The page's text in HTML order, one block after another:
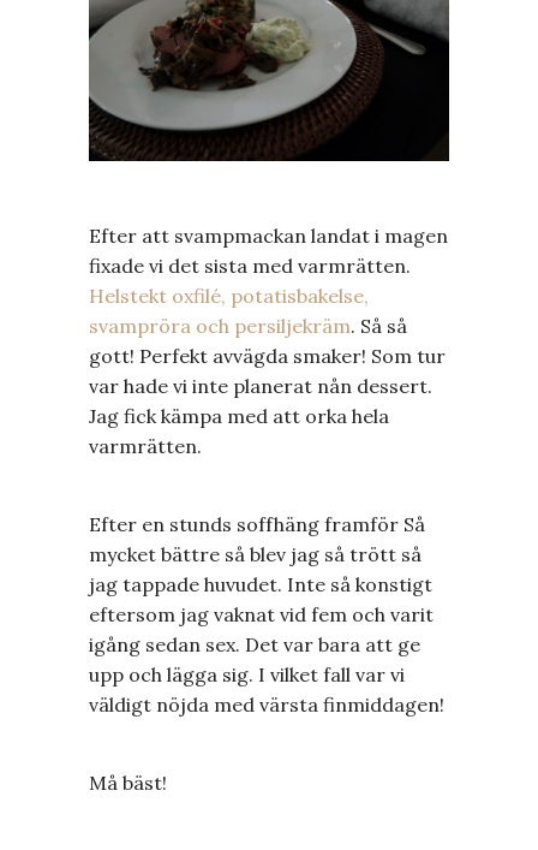
Efter att svampmackan landat i magen
fixade vi det sista med varmrätten.
Helstekt oxfilé, potatisbakelse,
svampröra och persiljekräm. Så så
gott! Perfekt avvägda smaker! Som tur
var hade vi inte planerat nån dessert.
Jag fick kämpa med att orka hela
varmrätten.
Efter en stunds soffhäng framför Så
mycket bättre så blev jag så trött så
jag tappade huvudet. Inte så konstigt
eftersom jag vaknat vid fem och varit
igång sedan sex. Det var bara att ge
upp och lägga sig. I vilket fall var vi
väldigt nöjda med värsta finmiddagen!
Må bäst!